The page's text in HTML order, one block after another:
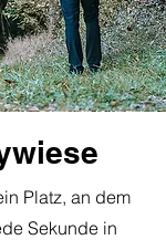
Platz, an dem
Sekunde in